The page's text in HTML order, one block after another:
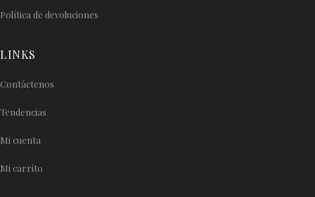
Política de devoluciones
LINKS
Contáctenos
Tendencias
Mi cuenta
Mi carrito